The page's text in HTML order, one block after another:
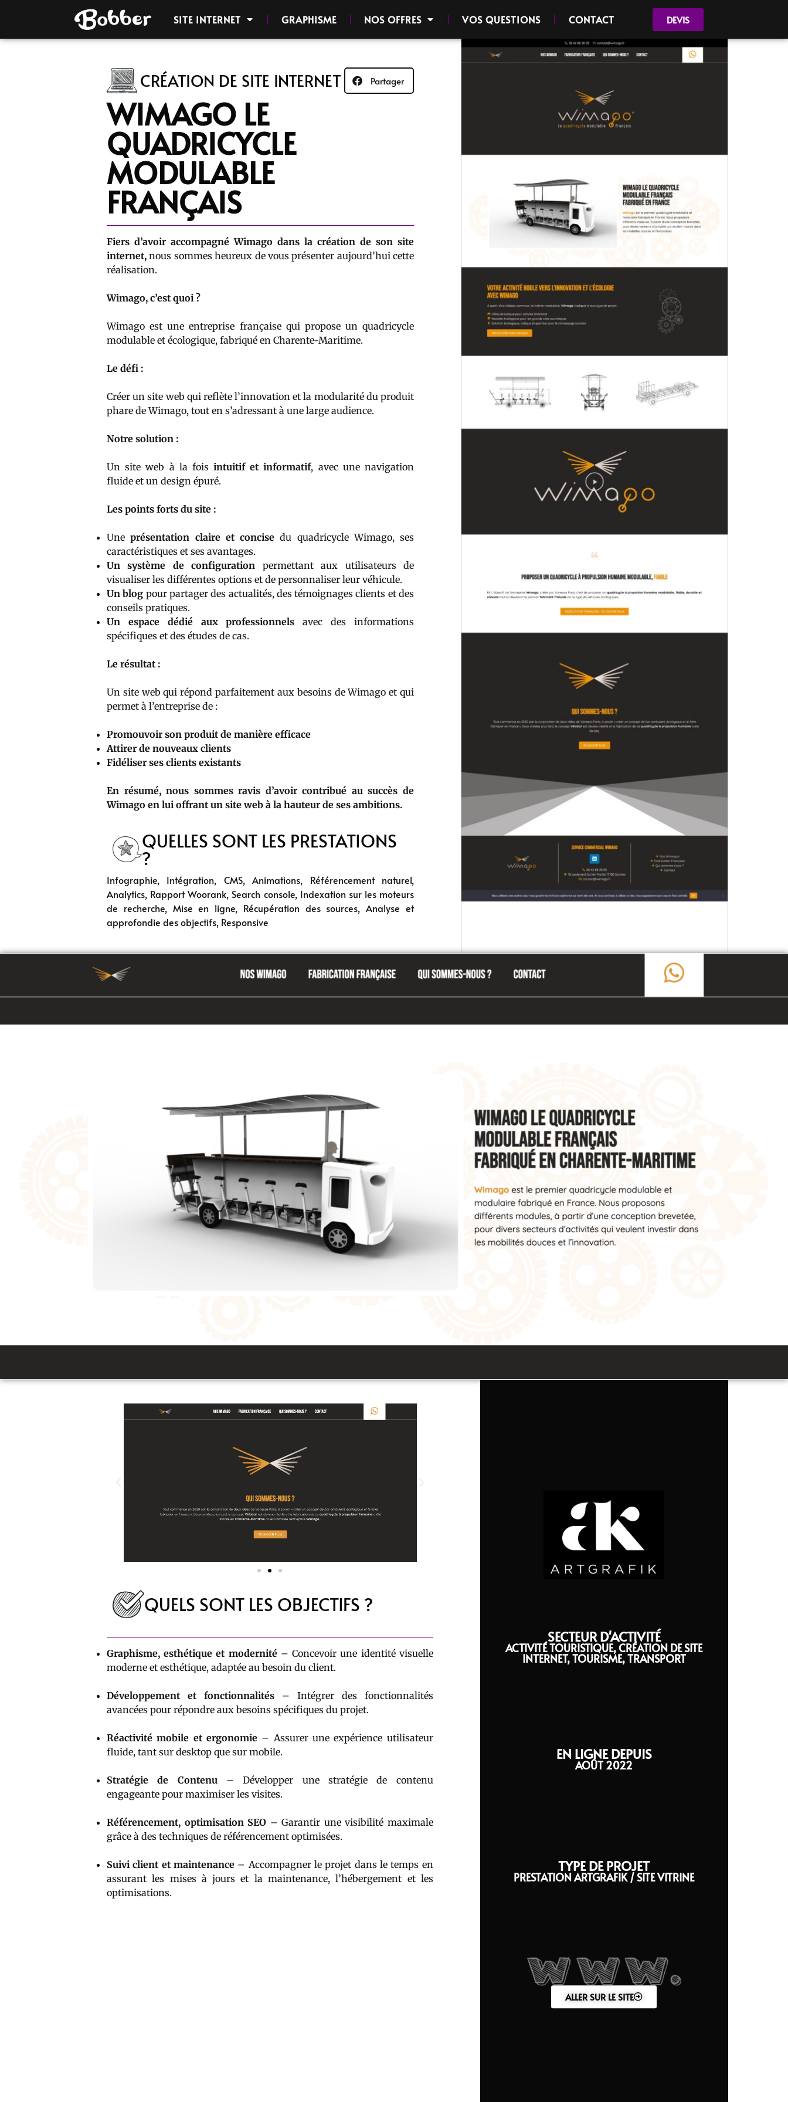
SITE INTERNET GRAPHISME NOS OFFRES VOS QUESTIONS CONTACT DEVIS
CRÉATION DE SITE INTERNET Partager
WIMAGO LE
QUADRICYCLE
MODULABLE
FRANÇAIS
Fiers d’avoir accompagné Wimago dans la création de son site
internet, nous sommes heureux de vous présenter aujourd’hui cette
réalisation.
Wimago, c’est quoi ?
Wimago est une entreprise française qui propose un quadricycle
modulable et écologique, fabriqué en Charente-Maritime.
Le défi :
Créer un site web qui reflète l’innovation et la modularité du produit
phare de Wimago, tout en s’adressant à une large audience.
Notre solution :
Un site web à la foisintuitif et informatif, avec une navigation
fluide et un design épuré.
Les points forts du site :
Uneprésentation claire et concise du quadricycle Wimago, ses
caractéristiques et ses avantages.
Un système de configuration permettant aux utilisateurs de
visualiser les différentes options et de personnaliser leur véhicule.
Un blog pour partager des actualités, des témoignages clients et des
conseils pratiques.
Un espace dédié aux professionnels avec des informations
spécifiques et des études de cas.
Le résultat :
Un site web qui répond parfaitement aux besoins de Wimago et qui
permet à l’entreprise de :
Promouvoir son produit de manière efficace
Attirer de nouveaux clients
Fidéliser ses clients existants
En résumé, nous sommes ravis d’avoir contribué au succès de
Wimago en lui offrant un site web à la hauteur de ses ambitions.
QUELLES SONT LES PRESTATIONS
?
Infographie, Intégration, CMS, Animations, Référencement naturel,
Analytics, Rapport Woorank, Search console, Indexation sur les moteurs
de recherche, Mise en ligne, Récupération des sources, Analyse et
approfondie des objectifs, Responsive
SECTEUR D'ACTIVITÉ
ACTIVITÉ TOURISTIQUE,CRÉATION DE SITE
INTERNET,TOURISME,TRANSPORT
EN LIGNE DEPUIS
AOÛT 2022
TYPE DE PROJET
PRESTATION ARTGRAFIK/SITE VITRINE
ALLER SUR LE SITE
QUELS SONT LES OBJECTIFS ?
Graphisme, esthétique et modernité– Concevoir une identité visuelle
moderne et esthétique, adaptée au besoin du client.
Développement et fonctionnalités– Intégrer des fonctionnalités
avancées pour répondre aux besoins spécifiques du projet.
Réactivité mobile et ergonomie – Assurer une expérience utilisateur
fluide, tant sur desktop que sur mobile.
Stratégie de Contenu– Développer une stratégie de contenu
engageante pour maximiser les visites.
Référencement, optimisation SEO – Garantir une visibilité maximale
grâce à des techniques de référencement optimisées.
Suivi client et maintenance – Accompagner le projet dans le temps en
assurant les mises à jours et la maintenance, l’hébergement et les
optimisations.